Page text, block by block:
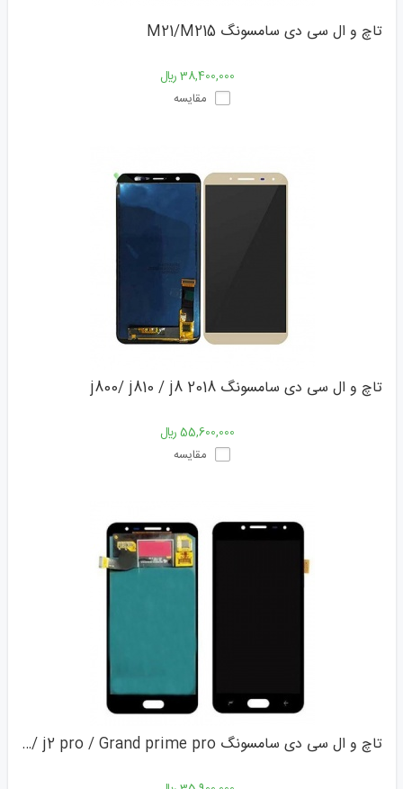
تاچ و ال سی دی سامسونگ M21/M215
38,400,000 ﷼
مقایسه
تاچ و ال سی دی سامسونگ 2018 j800/ j810 / j8
55,600,000 ﷼
مقایسه
تاچ و ال سی دی سامسونگ j250 / j2 pro / Grand prime pro